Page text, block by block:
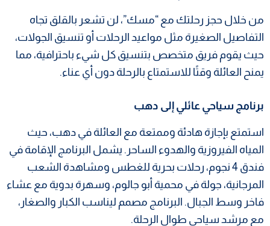
من خلال حجز رحلتك مع “مسك”، لن تشعر بالقلق تجاه
التفاصيل الصغيرة مثل مواعيد الرحلات أو تنسيق الجولات،
حيث يقوم فريق متخصص بتنسيق كل شيء باحترافية، مما
يمنح العائلة وقتًا للاستمتاع بالرحلة دون أي عناء.
برنامج سياحي عائلي إلى دهب
استمتع بإجازة هادئة وممتعة مع العائلة في دهب، حيث
المياه الفيروزية والهدوء الساحر. يشمل البرنامج الإقامة في
فندق 4 نجوم، رحلات بحرية للغطس ومشاهدة الشعب
المرجانية، جولة في محمية أبو جالوم، وسهرة بدوية مع عشاء
فاخر وسط الجبال. البرنامج مصمم ليناسب الكبار والصغار،
مع مرشد سياحي طوال الرحلة.